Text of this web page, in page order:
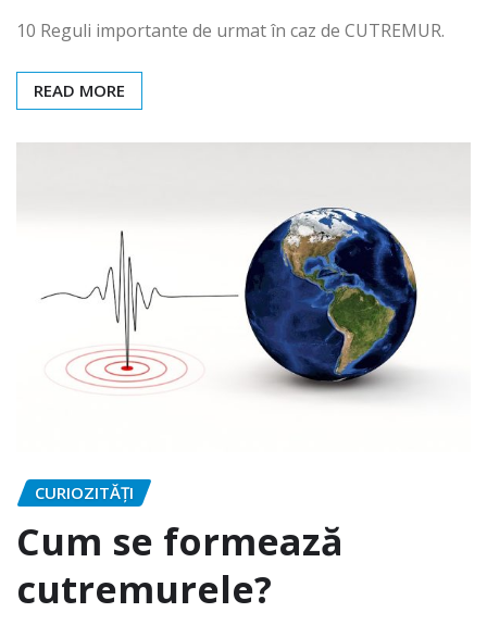
10 Reguli importante de urmat în caz de CUTREMUR.
READ MORE
CURIOZITĂȚI
Cum se formează
cutremurele?